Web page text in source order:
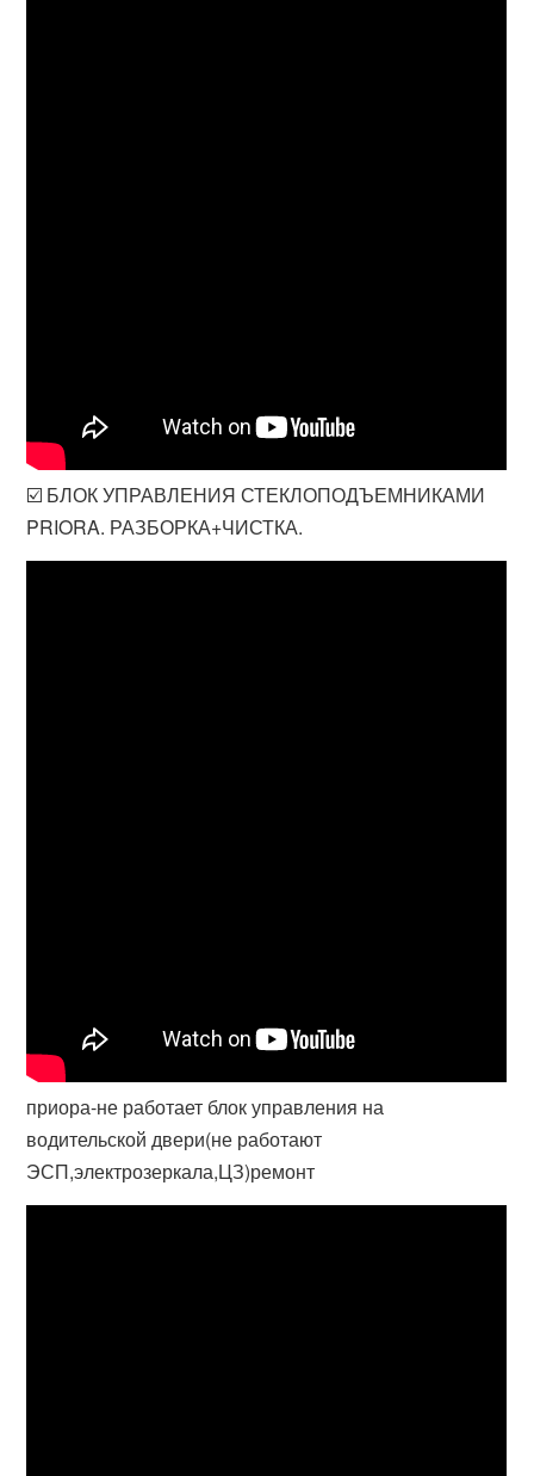
☑️ БЛОК УПРАВЛЕНИЯ СТЕКЛОПОДЪЕМНИКАМИ
PRIORA. РАЗБОРКА+ЧИСТКА.
приора-не работает блок управления на
водительской двери(не работают
ЭСП,электрозеркала,ЦЗ)ремонт